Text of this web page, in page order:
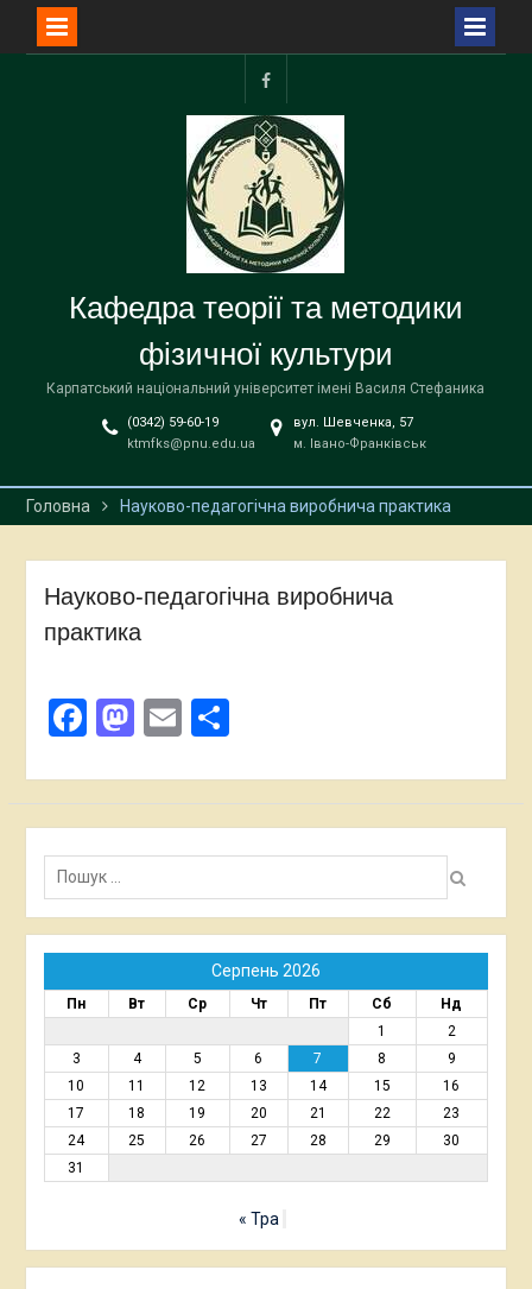
Сторінка
ФФВіС
Кафедра теорії та методики
фізичної культури
Карпатський національний університет імені Василя Стефаника
(0342) 59-60-19
ktmfks@pnu.edu.ua
вул. Шевченка, 57
м. Івано-Франківськ
Головна Науково-педагогічна виробнича практика
Науково-педагогічна виробнича
практика
Facebook
Mastodon
EmailПоділитися
Пошук:
Серпень 2026
Пн Вт Ср Чт Пт Сб
Нд
1
2
3
4 5 6 7 8
9
10
11 12 13 14 15
16
17
18 19 20 21 22
23
24
25 26 27 28 29
30
31
« Тра